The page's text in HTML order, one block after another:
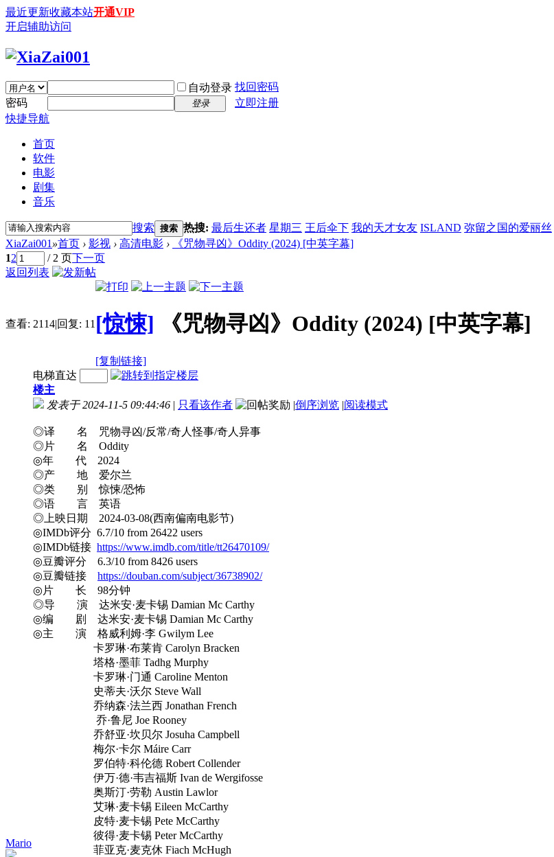
最近更新收藏本站开通VIP
开启辅助访问
自动登录 找回密码
密码
登录
立即注册
快捷导航
首页
软件
电影
剧集
音乐
搜索 搜索 热搜: 最后生还者 星期三 王后伞下 我的天才女友 ISLAND 弥留之国的爱丽丝
XiaZai001 »首页 › 影视 › 高清电影 ›
《咒物寻凶》Oddity (2024) [中英字幕]
12 / 2 页下一页
返回列表
查看: 2114|回复: 11 [惊悚] 《咒物寻凶》Oddity (2024) [中英字幕]
[复制链接]
Mario
电梯直达
楼主
发表于 2024-11-5 09:44:46 | 只看该作者 |倒序浏览 |阅读模式
◎译 名 咒物寻凶/反常/奇人怪事/奇人异事
◎片 名 Oddity
◎年 代 2024
◎产 地 爱尔兰
◎类 别 惊悚/恐怖
◎语 言 英语
◎上映日期 2024-03-08(西南偏南电影节)
◎IMDb评分 6.7/10 from 26422 users
◎IMDb链接 https://www.imdb.com/title/tt26470109/
◎豆瓣评分 6.3/10 from 8426 users
◎豆瓣链接 https://douban.com/subject/36738902/
◎片 长 98分钟
◎导 演 达米安·麦卡锡 Damian Mc Carthy
◎编 剧 达米安·麦卡锡 Damian Mc Carthy
◎主 演 格威利姆·李 Gwilym Lee
卡罗琳·布莱肯 Carolyn Bracken
塔格·墨菲 Tadhg Murphy
卡罗琳·门通 Caroline Menton
史蒂夫·沃尔 Steve Wall
乔纳森·法兰西 Jonathan French
乔·鲁尼 Joe Rooney
乔舒亚·坎贝尔 Josuha Campbell
梅尔·卡尔 Máire Carr
罗伯特·科伦德 Robert Collender
伊万·德·韦吉福斯 Ivan de Wergifosse
奥斯汀·劳勒 Austin Lawlor
艾琳·麦卡锡 Eileen McCarthy
皮特·麦卡锡 Pete McCarthy
彼得·麦卡锡 Peter McCarthy
菲亚克·麦克休 Fiach McHugh